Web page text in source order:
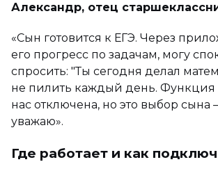
Александр, отец
«Сын готовится к ЕГЭ. Через
его прогресс по задачам, могу
спросить: "Ты сегодня делал
не пилить каждый день. Функция
нас отключена, но это выбор сына
уважаю».
Где работает и как